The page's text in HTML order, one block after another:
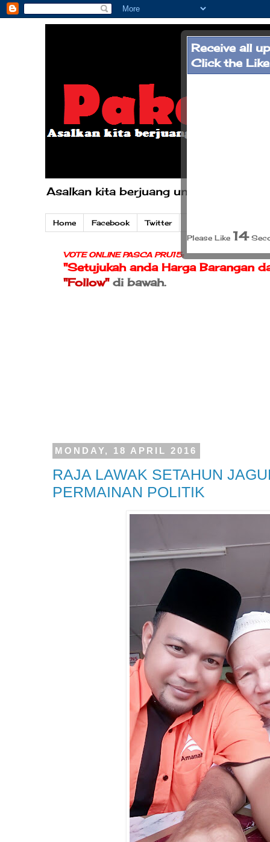
Asalkan kita berjuang untuk
Home Facebook Twitter
VOTE ONLINE PASCA PRU15:
"Setujukah anda Harga Barangan
"Follow"di bawah.
MONDAY, 18 APRIL 2016
RAJA LAWAK SETAHUN
PERMAINAN POLITIK
Receive all
Click the
Please Like 13